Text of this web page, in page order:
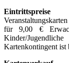
Eintrittspreise
für 9,00 €
Kinder/
Kartenkontingent ist